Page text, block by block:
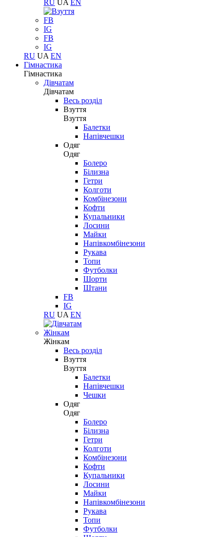
RU UA EN
FB
IG
FB
IG
RU UA EN
Гімнастика
Гімнастика
Дівчатам
Дівчатам
Весь розділ
Взуття
Взуття
Балетки
Напівчешки
Одяг
Одяг
Болеро
Білизна
Гетри
Колготи
Комбінезони
Кофти
Купальники
Лосини
Майки
Напівкомбінезони
Рукава
Топи
Футболки
Шорти
Штани
FB
IG
RU UA EN
Жінкам
Жінкам
Весь розділ
Взуття
Взуття
Балетки
Напівчешки
Чешки
Одяг
Одяг
Болеро
Білизна
Гетри
Колготи
Комбінезони
Кофти
Купальники
Лосини
Майки
Напівкомбінезони
Рукава
Топи
Футболки